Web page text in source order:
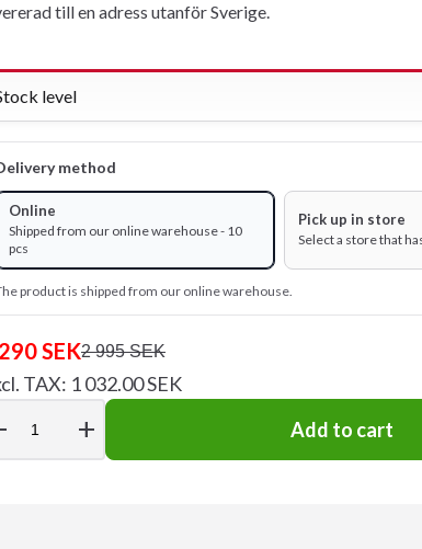
till en adress utanför Sverige.
level
method
Online
Shipped from our online warehouse - 10
pcs
Pick up in store
Select a store that
product is shipped from our online warehouse.
SEK2 995 SEK
TAX: 1 032.00 SEK
add Add to cart